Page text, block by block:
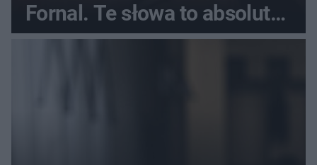
Fornal. Te słowa to absolutny
hit